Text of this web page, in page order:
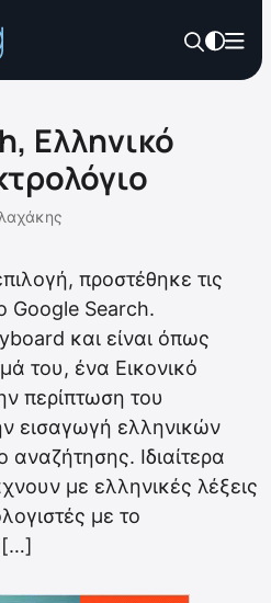
Ελληνικό
προστέθηκε τις
Google Search.
και είναι όπως
του, ένα Εικονικό
περίπτωση του
εισαγωγή ελληνικών
Ιδιαίτερα
με ελληνικές λέξεις
με το
[…]